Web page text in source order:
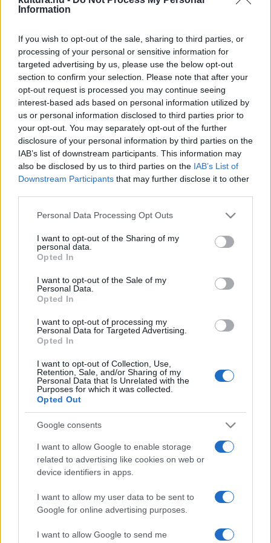
Information
If you wish to opt-out of the sale, sharing to third parties, or
processing of your personal or sensitive information for
targeted advertising by us, please use the below opt-out
section to confirm your selection. Please note that after your
opt-out request is processed you may continue seeing
interest-based ads based on personal information utilized by
us or personal information disclosed to third parties prior to
your opt-out. You may separately opt-out of the further
disclosure of your personal information by third parties on the
IAB’s list of downstream participants. This information may
also be disclosed by us to third parties on the IAB’s List of
Downstream Participants that may further disclose it to other
Please note that this website/app uses one or more Google
not limited to your visit or usage behaviour. You may click to
grant or deny consent to Google and its third-party tags to
use your data for below specified purposes in below Google
consent section.
Personal Data Processing Opt Outs
I want to opt-out of the Sharing of my
personal data.
Opted In
I want to opt-out of the Sale of my
Personal Data.
Opted In
I want to opt-out of processing my
Personal Data for Targeted Advertising.
Opted In
I want to opt-out of Collection, Use,
Retention, Sale, and/or Sharing of my
Personal Data that Is Unrelated with the
Purposes for which it was collected.
Opted Out
Google consents
I want to allow Google to enable storage
related to advertising like cookies on web or
device identifiers in apps.
I want to allow my user data to be sent to
Google for online advertising purposes.
I want to allow Google to send me
öröksége megjelenjen a repertoárban, és felhívja a
figyelmet azokra az értékekre, amelyeket a város a világnak
adott. Az 1968-ban itt alapított, a rockzene történetében
komoly szerepet játszó Black Sabbath pedig tökéletes
példa erre. Carlos Acosta szerint a Black Sabbath és a
balett párosítása különösen izgalmas, kíváncsiságot keltő.
Nyolc Black Sabbath-klasszikus, köztük a Paranoid, az Iron
Man, a War Pigs és a Sabbath Bloody Sabbath kapott új
hangszerelést, és elhangzanak a darabban új, a zenekar
életműve által inspirált zenék is. Az előadást nagyzenekar
A zenekar gitárosa, Tony Iommi úgy fogalmazott, „remek
ötlet” a műfajok találkozása, bár – tette hozzá – először
balettet és a metált. Elmondta, „lövése sincs a táncról”,
balettelőadást pedig sosem látott. A
, hogy énekesükre, az Egyesült Államokban élő Ozzy
Osbourne-ra újabb műtét vár, de „halálosan szeretne
BLACK SABBATH